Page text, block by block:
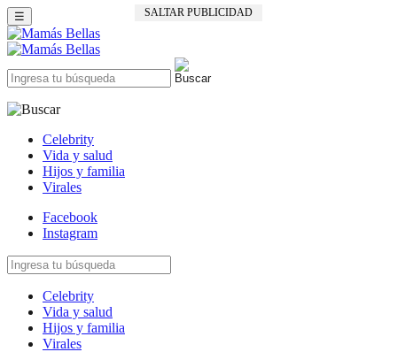
SALTAR PUBLICIDAD
☰
Celebrity
Vida y salud
Hijos y familia
Virales
Facebook
Instagram
Celebrity
Vida y salud
Hijos y familia
Virales